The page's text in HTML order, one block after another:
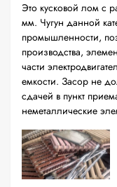
Это кусковой лом с
мм. Чугун данной
промышленности,
производства,
части
емкости. Засор не
сдачей в пункт
неметаллические